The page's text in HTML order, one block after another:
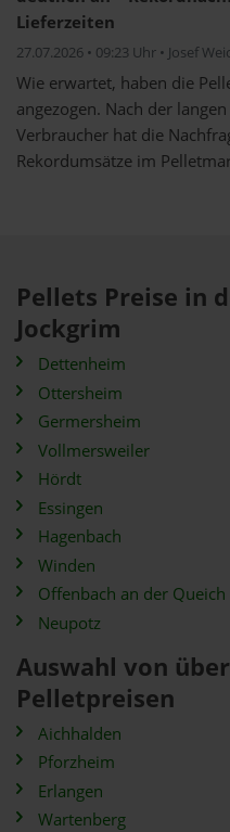
Lieferzeiten
27.07.2026 • 09:23 Uhr • Josef
Wie erwartet, haben die
angezogen. Nach der
Verbraucher hat die
Rekordumsätze im
Pellets Preise in
Jockgrim
Dettenheim
Ottersheim
Germersheim
Vollmersweiler
Hördt
Essingen
Hagenbach
Winden
Offenbach an der Queich
Neupotz
Auswahl von
Pelletpreisen
Aichhalden
Pforzheim
Erlangen
Wartenberg